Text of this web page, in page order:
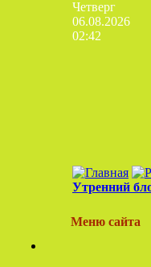
Четверг
06.08.2026
02:42
Утренний
Меню сайта